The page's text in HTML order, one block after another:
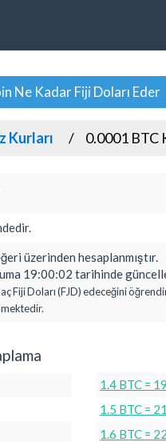
Ne Kadar Fiji Doları Eder
Kurları 0.0001 BTC
üzerinden hesaplanmıştır.
19:00:02 tarihinde
Fiji Doları (FJD) edeceğini
1.4 BTC =
1.5 BTC =
1.6 BTC =